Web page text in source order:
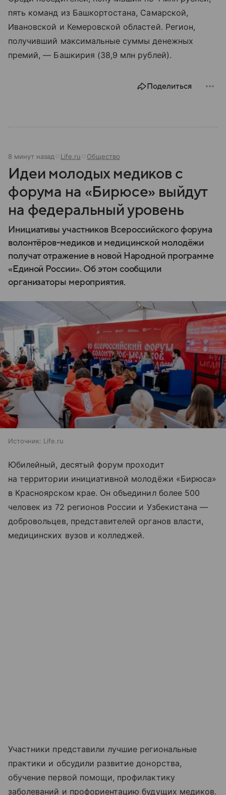
пять команд из Башкортостана, Самарской,
Ивановской и Кемеровской областей. Регион,
получивший максимальные суммы денежных
премий, — Башкирия (38,9 млн рублей).
Поделиться
8 минут назад Life.ru Общество
Идеи молодых медиков с
форума на «Бирюсе» выйдут
на федеральный уровень
Инициативы участников Всероссийского форума
волонтёров-медиков и медицинской молодёжи
получат отражение в новой Народной программе
«Единой России». Об этом сообщили
организаторы мероприятия.
Источник: Life.ru
Юбилейный, десятый форум проходит
на территории инициативной молодёжи «Бирюса»
в Красноярском крае. Он объединил более 500
человек из 72 регионов России и Узбекистана —
добровольцев, представителей органов власти,
медицинских вузов и колледжей.
Участники представили лучшие региональные
практики и обсудили развитие донорства,
обучение первой помощи, профилактику
заболеваний и профориентацию будущих медиков.